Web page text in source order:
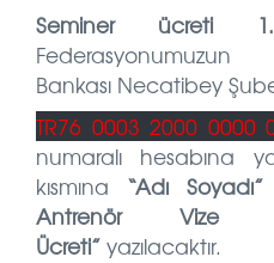
Seminer ücreti
Bankası Necatibey
TR76 0003 2000 0000
numaralı hesabına
kısmına “Adı
Antrenör Vize
Ücreti” yazılacaktır.